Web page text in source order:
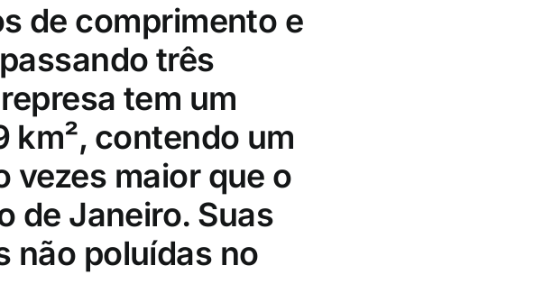
de comprimento e
três
tem um
km², contendo um
vezes maior que o
de Janeiro. Suas
não poluídas no